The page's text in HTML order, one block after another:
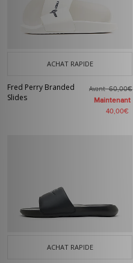
ACHAT RAPIDE
Fred Perry Branded
Slides
Avant60,00€
Maintenant
40,00€
ACHAT RAPIDE